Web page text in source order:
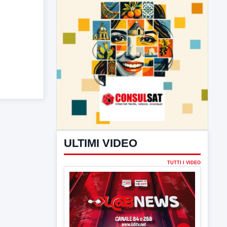
ULTIMI VIDEO
▶
7 AGOSTO 2026 LABNEWS
LabNews del 6 agosto 2026
In studio Enzo colarusso